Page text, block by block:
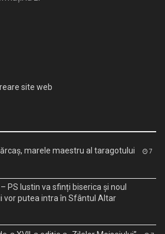
site web
marele maestru al taragotului 7
PS Iustin va sfinți biserica și noul
vor putea intra în Sfântul Altar